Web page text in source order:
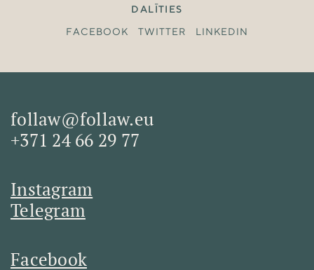
DALĪTIES
FACEBOOK
TWITTER LINKEDIN
follaw@follaw.eu
+371 24 66 29 77
Instagram
Telegram
Facebook